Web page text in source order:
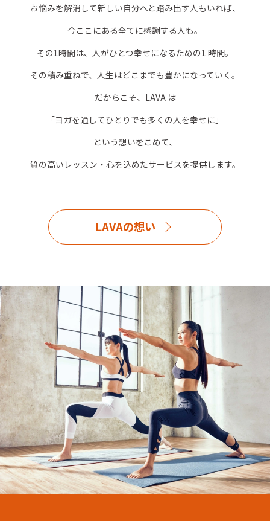
お悩みを解消して新しい自分へと踏み出す人もいれば、
今ここにある全てに感謝する人も。
その1時間は、人がひとつ幸せになるための1 時間。
その積み重ねで、人生はどこまでも豊かになっていく。
だからこそ、LAVA は
「ヨガを通してひとりでも多くの人を幸せに」
という想いをこめて、
質の高いレッスン・心を込めたサービスを提供します。
LAVAの想い